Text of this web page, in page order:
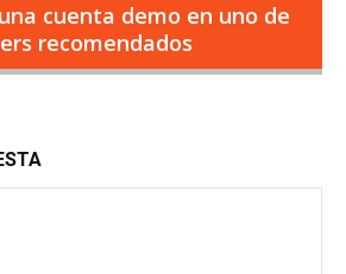
cuenta demo en uno de
recomendados